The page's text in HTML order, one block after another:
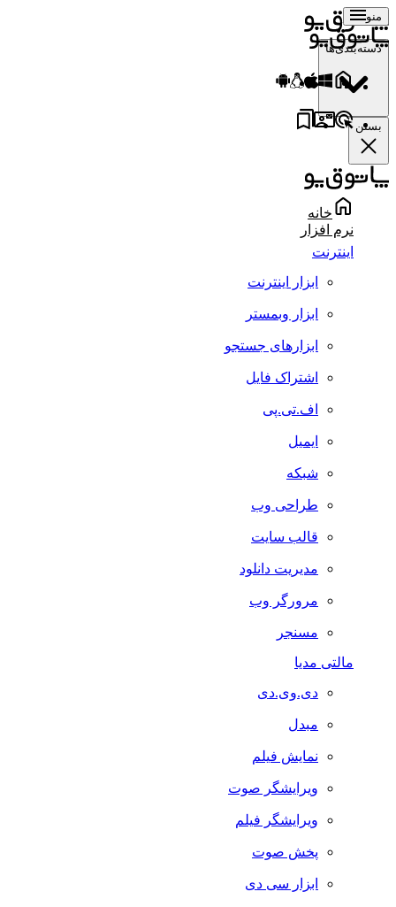
منو
دسته‌بندی‌ها
بستن
خانه
نرم افزار
اینترنت
ابزار اینترنت
ابزار وبمستر
ابزارهای جستجو
اشتراک فایل
اف.تی.پی
ایمیل
شبکه
طراحی وب
قالب سایت
مدیریت دانلود
مرورگر وب
مسنجر
مالتی مدیا
دی.وی.دی
مبدل
نمایش فیلم
ویرایشگر صوت
ویرایشگر فیلم
پخش صوت
ابزار سی دی